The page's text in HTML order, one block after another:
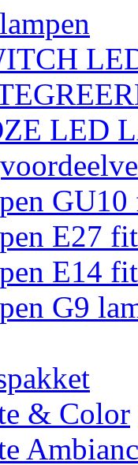
LED
E27
E14
G9
& Color